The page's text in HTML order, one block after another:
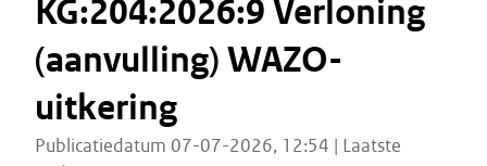
KG:204:2026:9 Verloning
(aanvulling) WAZO-
uitkering
Publicatiedatum 07-07-2026, 12:54 | Laatste